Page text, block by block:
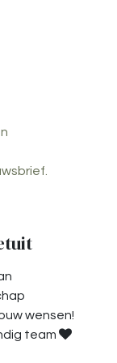
wensen!
team